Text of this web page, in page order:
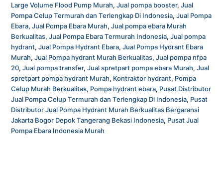
Large Volume Flood Pump Murah,Jual pompa booster,Jual
Pompa Celup Termurah dan Terlengkap Di Indonesia,Jual Pompa
Ebara,Jual Pompa Ebara Murah,Jual pompa ebara Murah
Berkualitas,Jual Pompa Ebara Termurah Indonesia,Jual pompa
hydrant,Jual Pompa Hydrant Ebara,Jual Pompa Hydrant Ebara
Murah,Jual Pompa hydrant Murah Berkualitas,Jual pompa nfpa
20,Jual pompa transfer,Jual spretpart pompa ebara Murah,Jual
spretpart pompa hydrant Murah, Kontraktor hydrant, Pompa
Celup Murah Berkualitas, Pompa hydrant ebara, Pusat Distributor
Jual Pompa Celup Termurah dan Terlengkap Di Indonesia, Pusat
Distributor Jual Pompa Hydrant Murah Berkualitas Bergaransi
Jakarta Bogor Depok Tangerang Bekasi Indonesia, Pusat Jual
Pompa Ebara Indonesia Murah